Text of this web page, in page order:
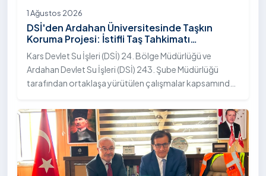
1 Ağustos 2026
DSİ'den Ardahan Üniversitesinde Taşkın
Koruma Projesi: İstifli Taş Tahkimatı
Çalışmaları Tamamlandı
Kars Devlet Su İşleri (DSİ) 24. Bölge Müdürlüğü ve
Ardahan Devlet Su İşleri (DSİ) 243. Şube Müdürlüğü
tarafından ortaklaşa yürütülen çalışmalar kapsamında,
"İstifli Taş Tahkimatı" projesi titizlikle tamamlandı.